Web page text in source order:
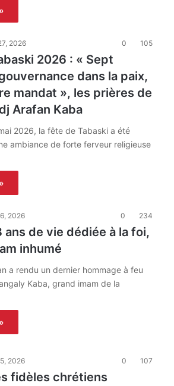
2026 0 105
2026 : « Sept
dans la paix,
mandat », les prières de
Arafan Kaba
2026, la fête de Tabaski a été
ambiance de forte ferveur religieuse
2026 0 234
ans de vie dédiée à la foi,
inhumé
a rendu un dernier hommage à feu
Kaba, grand imam de la
2026 0 107
fidèles chrétiens